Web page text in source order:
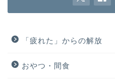
「疲れた」からの解放
おやつ・間食